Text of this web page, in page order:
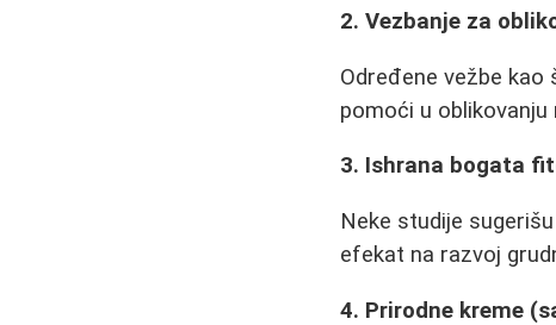
2. Vezbanje za
Određene vežbe kao
pomoći u oblikovanju
3. Ishrana bogata
Neke studije
efekat na razvoj
4. Prirodne kreme